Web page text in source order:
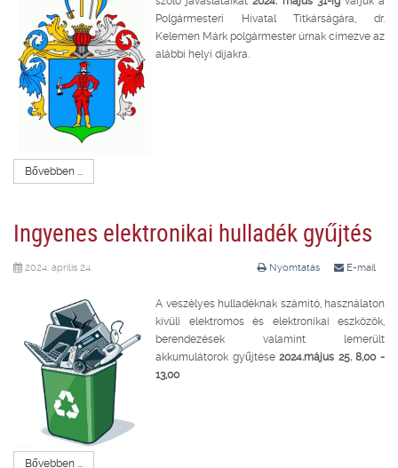
Polgármesteri Hivatal Titkárságára, dr.
Kelemen Márk polgármester úrnak címezve az
alábbi helyi díjakra.
Bővebben ...
Ingyenes elektronikai hulladék gyűjtés
Nyomtatás E-mail
2024. április 24.
A veszélyes hulladéknak számító, használaton
kívüli elektromos és elektronikai eszközök,
berendezések valamint lemerült
akkumulátorok gyűjtése2024.május 25. 8,00 -
13,00
Bővebben ...